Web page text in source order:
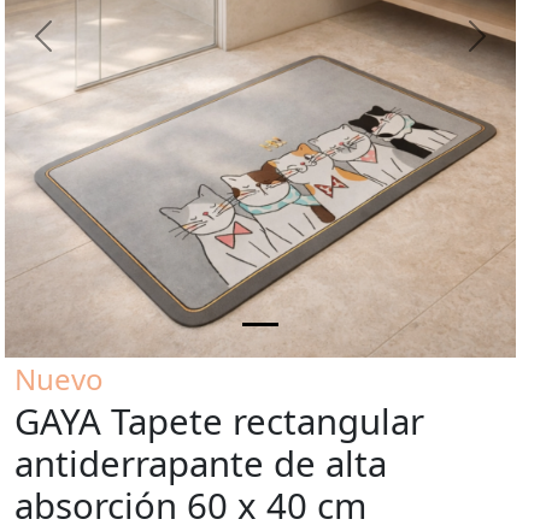
Previous Next
Nuevo
GAYA Tapete rectangular
antiderrapante de alta
absorción 60 x 40 cm